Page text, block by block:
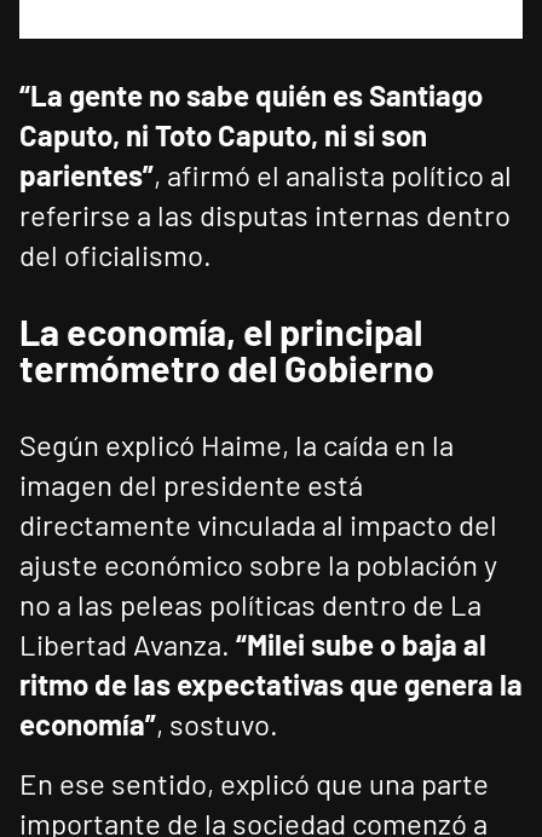
“La gente no sabe quién es Santiago
Caputo, ni Toto Caputo, ni si son
parientes”, afirmó el analista político al
referirse a las disputas internas dentro
del oficialismo.
La economía, el principal
termómetro del Gobierno
Según explicó Haime, la caída en la
imagen del presidente está
directamente vinculada al impacto del
ajuste económico sobre la población y
no a las peleas políticas dentro de La
Libertad Avanza. “Milei sube o baja al
ritmo de las expectativas que genera la
economía”, sostuvo.
En ese sentido, explicó que una parte
importante de la sociedad comenzó a